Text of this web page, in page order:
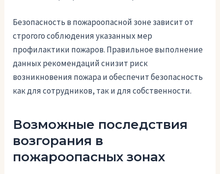
Безопасность в пожароопасной зоне зависит от
строгого соблюдения указанных мер
профилактики пожаров. Правильное выполнение
данных рекомендаций снизит риск
возникновения пожара и обеспечит безопасность
как для сотрудников, так и для собственности.
Возможные последствия
возгорания в
пожароопасных зонах